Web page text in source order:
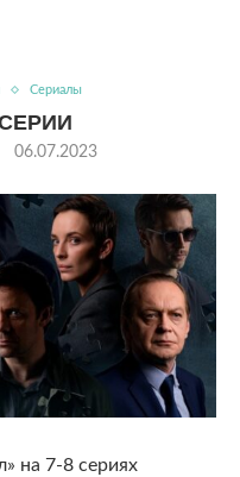
Сериалы
06.07.2023
на 7-8 сериях